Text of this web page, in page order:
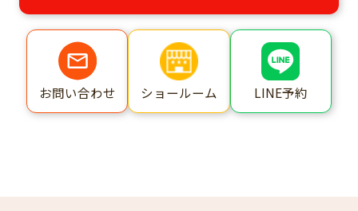
お問い合わせ ショールーム LINE予約